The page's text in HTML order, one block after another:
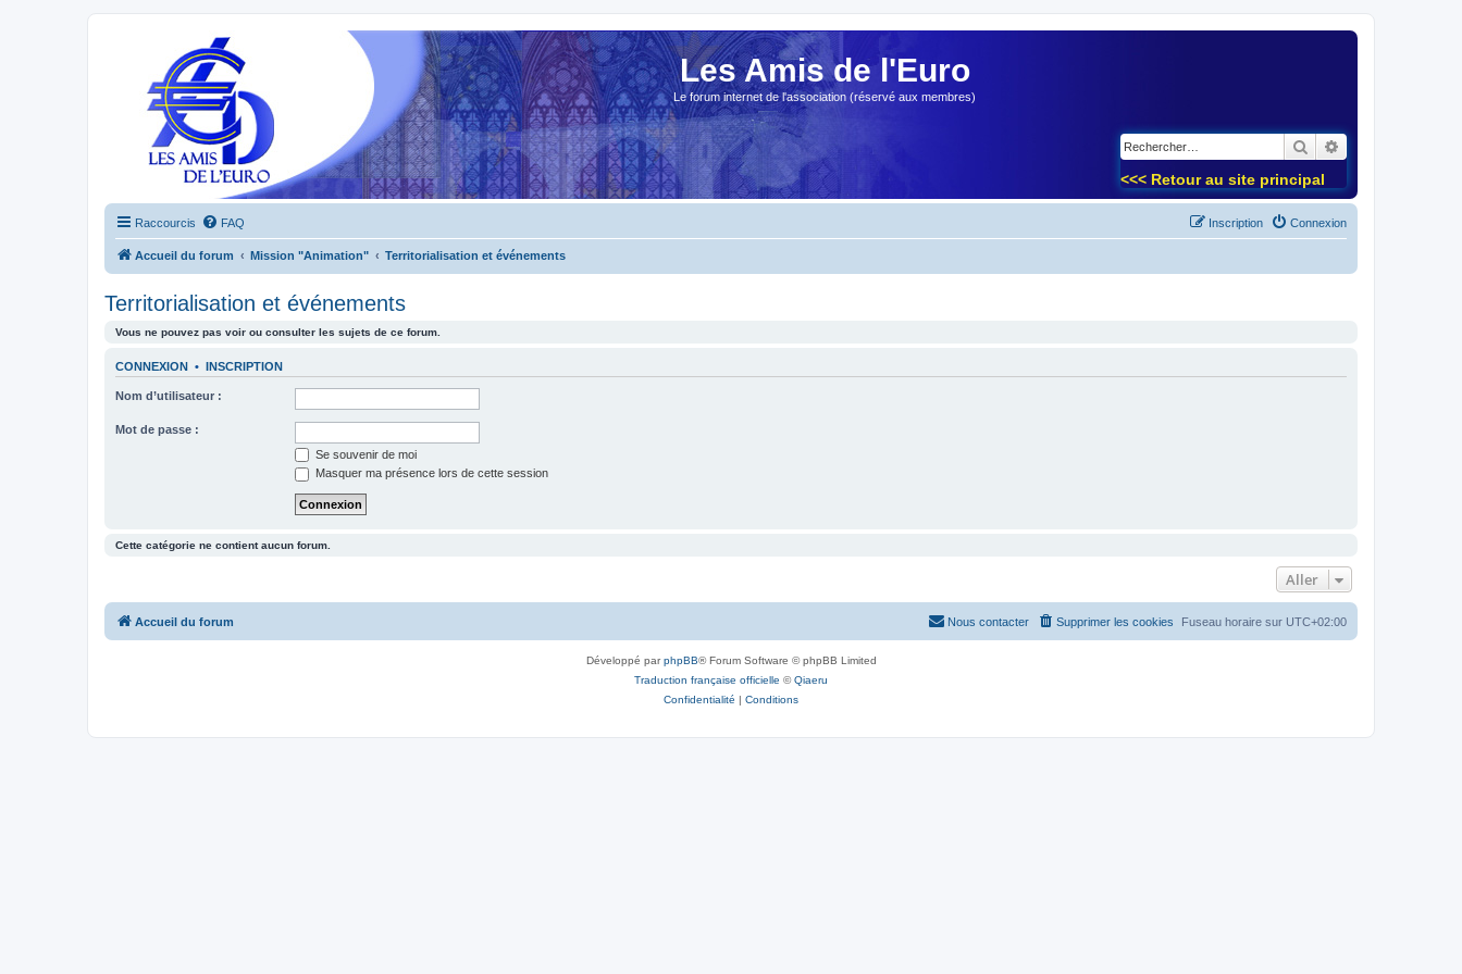
Les Amis de l'Euro
Le forum internet de l'association (réservé aux membres)
Rechercher
<<< Retour au site principal
Raccourcis FAQ Connexion
Inscription
Accueil du forum Mission "Animation" Territorialisation et événements
Territorialisation et événements
Vous ne pouvez pas voir ou consulter les sujets de ce forum.
CONNEXION • INSCRIPTION
Nom d’utilisateur :
Mot de passe :
Se souvenir de moi
Masquer ma présence lors de cette session
Cette catégorie ne contient aucun forum.
Aller
Accueil du forum Fuseau horaire sur UTC+02:00
Supprimer les cookies
Nous contacter
Développé parphpBB® Forum Software © phpBB Limited
Traduction française officielle ©Qiaeru
Confidentialité | Conditions